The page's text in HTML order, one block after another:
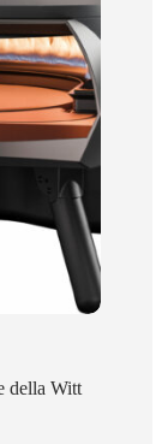
della Witt